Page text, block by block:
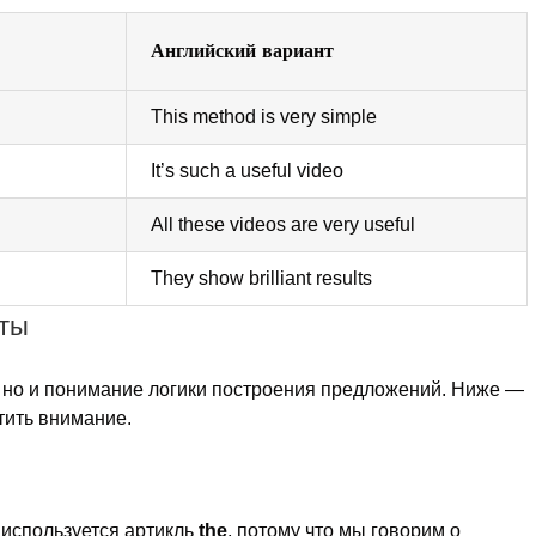
Английский вариант
This method is very simple
It’s such a useful video
All these videos are very useful
They show brilliant results
но и понимание логики построения предложений. Ниже —
внимание.
артикль the, потому что мы говорим о